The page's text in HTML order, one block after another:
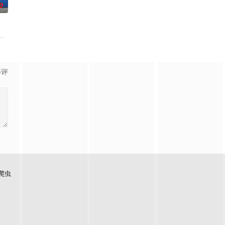
无力翻案，只得冒险护送父亲逃
水，同时享受奢靡的派对狂欢。然而他们浑然不知，这趟旅程不过是
废品，做事一根筋的他总被误解。在经历一次重大事件后，被迫加入保健品
虫